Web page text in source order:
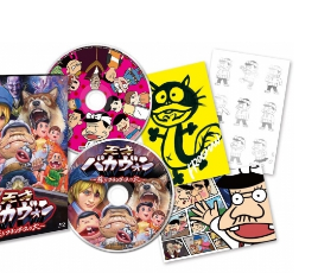
「わたしは魔女だよ。あんたをつれ
てきたのは、手伝いが欲しかったか
だ」「おばさんが私に魔法を教え
くれるなら、おばさんの助手にな
てあげる」魔法を教えてもらうこ
を条件に、ベラ・ヤーガの助手と
て働き始めるアーヤ。でも、こき
われるばかりで、ひとつも魔法を
えてもらえない。生まれてはじめ